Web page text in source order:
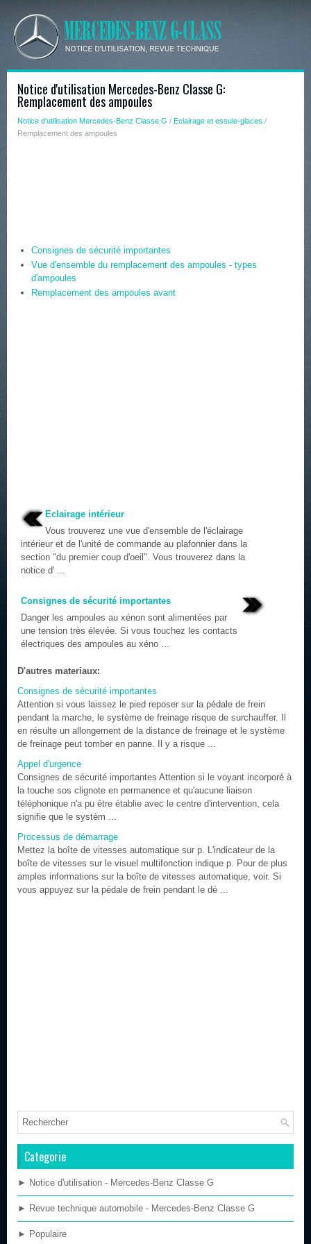
Notice d'utilisation Mercedes-Benz Classe G:
Remplacement des ampoules
Notice d'utilisation Mercedes-Benz Classe G / Eclairage et essuie-glaces /
Remplacement des ampoules
Consignes de sécurité importantes
Vue d'ensemble du remplacement des ampoules - types
d'ampoules
Remplacement des ampoules avant
Eclairage intérieur
Vous trouverez une vue d'ensemble de l'éclairage
intérieur et de l'unité de commande au plafonnier dans la
section "du premier coup d'oeil". Vous trouverez dans la
notice d' ...
Consignes de sécurité importantes
Danger les ampoules au xénon sont alimentées par
une tension très élevée. Si vous touchez les contacts
électriques des ampoules au xéno ...
D'autres materiaux:
Consignes de sécurité importantes
Attention si vous laissez le pied reposer sur la pédale de frein
pendant la marche, le système de freinage risque de surchauffer. Il
en résulte un allongement de la distance de freinage et le système
de freinage peut tomber en panne. Il y a risque ...
Appel d'urgence
Consignes de sécurité importantes Attention si le voyant incorporé à
la touche sos clignote en permanence et qu'aucune liaison
téléphonique n'a pu être établie avec le centre d'intervention, cela
signifie que le systèm ...
Processus de démarrage
Mettez la boîte de vitesses automatique sur p. L'indicateur de la
boîte de vitesses sur le visuel multifonction indique p. Pour de plus
amples informations sur la boîte de vitesses automatique, voir. Si
vous appuyez sur la pédale de frein pendant le dé ...
Categorie
► Notice d'utilisation - Mercedes-Benz Classe G
► Revue technique automobile - Mercedes-Benz Classe G
► Populaire